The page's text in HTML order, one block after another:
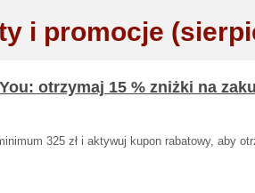
i promocje
otrzymaj 15 % zniżki na
325 zł i aktywuj kupon rabatowy, aby